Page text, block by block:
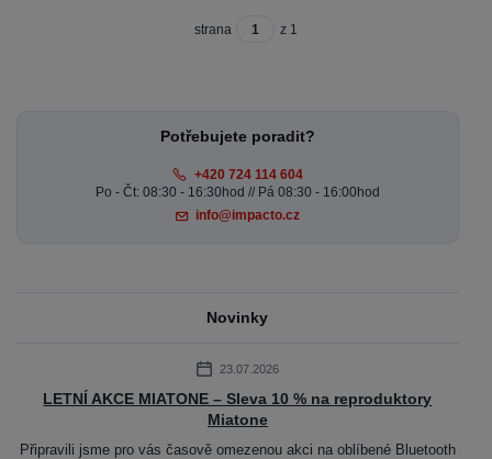
strana z 1
Potřebujete poradit?
+420 724 114 604
Po - Čt: 08:30 - 16:30hod // Pá 08:30 - 16:00hod
info@impacto.cz
Novinky
23.07.2026
LETNÍ AKCE MIATONE – Sleva 10 % na reproduktory
Miatone
Připravili jsme pro vás časově omezenou akci na oblíbené Bluetooth